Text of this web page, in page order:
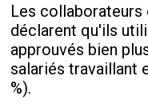
Les collaborateurs
déclarent qu'ils
approuvés bien
salariés travaillant
%).